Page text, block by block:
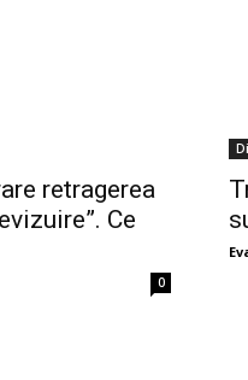
retragerea
Ce
0